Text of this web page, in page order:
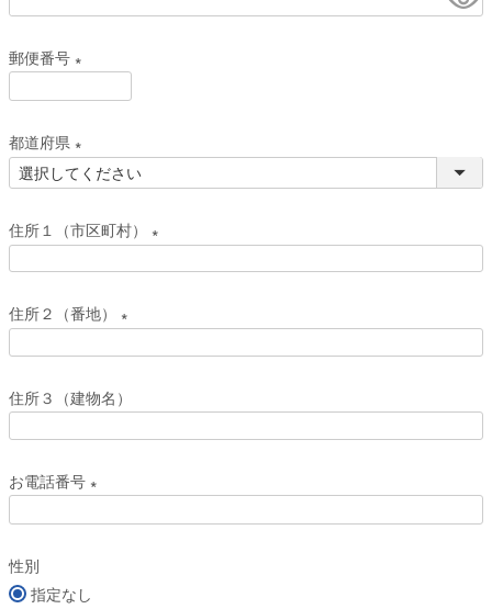
郵便番号
(
須
)
都道府県
(
須
)
住所１（市区町村）
(
須
)
住所２（番地）
(
須
)
住所３（建物名）
お電話番号
(
性別
指定なし